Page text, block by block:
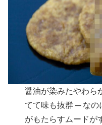
醤油が染みたやわら
てて味も抜群 ─ なの
がもたらすムードが